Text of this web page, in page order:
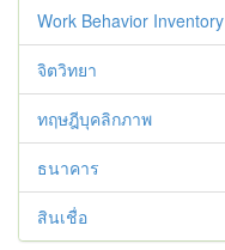
Work Behavior Inventory
จิตวิทยา
ทฤษฎีบุคลิกภาพ
ธนาคาร
สินเชื่อ